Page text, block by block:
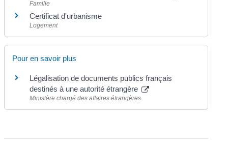
Famille
Certificat d'urbanisme
Logement
Pour en savoir plus
Légalisation de documents publics français
destinés à une autorité étrangère
Ministère chargé des affaires étrangères